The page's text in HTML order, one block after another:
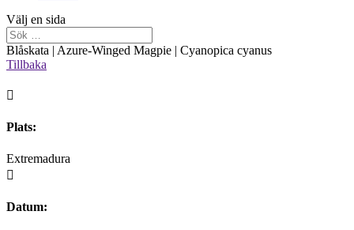
Välj en sida
Blåskata | Azure-Winged Magpie | Cyanopica cyanus
Tillbaka

Plats:
Extremadura

Datum: